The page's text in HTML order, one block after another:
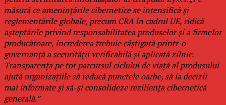
măsură ce amenințările cibernetice se intensifică și
reglementările globale, precum CRA în cadrul UE, ridică
așteptările privind responsabilitatea produselor și a firmelor
producătoare, încrederea trebuie câștigată printr-o
guvernanță a securității verificabilă și aplicată zilnic.
Transparența pe tot parcursul ciclului de viață al produsului
ajută organizațiile să reducă punctele oarbe, să ia decizii
mai informate și să-și consolideze reziliența cibernetică
generală.”